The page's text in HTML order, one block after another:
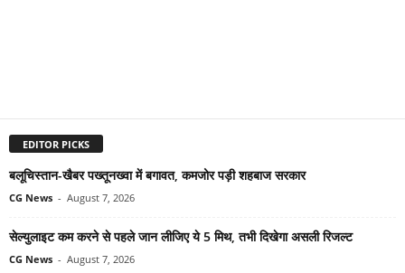
EDITOR PICKS
बलूचिस्तान-खैबर पख्तूनख्वा में बगावत, कमजोर पड़ी शहबाज सरकार
CG News - August 7, 2026
सेल्युलाइट कम करने से पहले जान लीजिए ये 5 मिथ, तभी दिखेगा असली रिजल्ट
CG News - August 7, 2026